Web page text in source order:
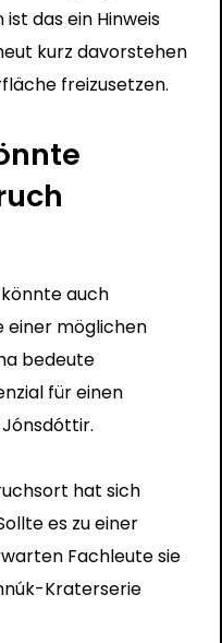
das ein Hinweis
kurz davorstehen
freizusetzen.
auch
einer möglichen
bedeute
für einen
hat sich
es zu einer
Fachleute sie
Kraterserie